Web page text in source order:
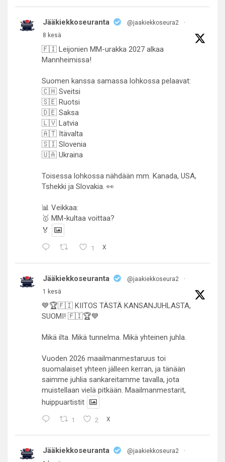
Jääkiekkoseuranta @jaakiekkoseura2
·
8 kesä
🇫🇮 Leijonien MM-urakka 2027 alkaa
Mannheimissa!
Suomen kanssa samassa lohkossa pelaavat:
🇨🇭 Sveitsi
🇸🇪 Ruotsi
🇩🇪 Saksa
🇱🇻 Latvia
🇦🇹 Itävalta
🇸🇮 Slovenia
🇺🇦 Ukraina
Toisessa lohkossa nähdään mm. Kanada, USA,
Tshekki ja Slovakia. 👀
📊 Veikkaa:
🥇 MM-kultaa voittaa?
🏅
1 X
Jääkiekkoseuranta @jaakiekkoseura2
·
1 kesä
💙🏆🇫🇮 KIITOS TÄSTÄ KANSANJUHLASTA,
SUOMI! 🇫🇮🏆💙
Mikä ilta. Mikä tunnelma. Mikä yhteinen juhla.
Vuoden 2026 maailmanmestaruus toi
suomalaiset yhteen jälleen kerran, ja tänään
saimme juhlia sankareitamme tavalla, jota
muistellaan vielä pitkään. Maailmanmestarit,
huippuartistit
1 2 X
Jääkiekkoseuranta @jaakiekkoseura2
·